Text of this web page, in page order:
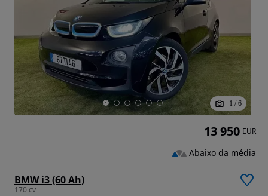
1 / 6
BMW i3 (60 Ah)
170 cv
13 950 EUR
Abaixo da média